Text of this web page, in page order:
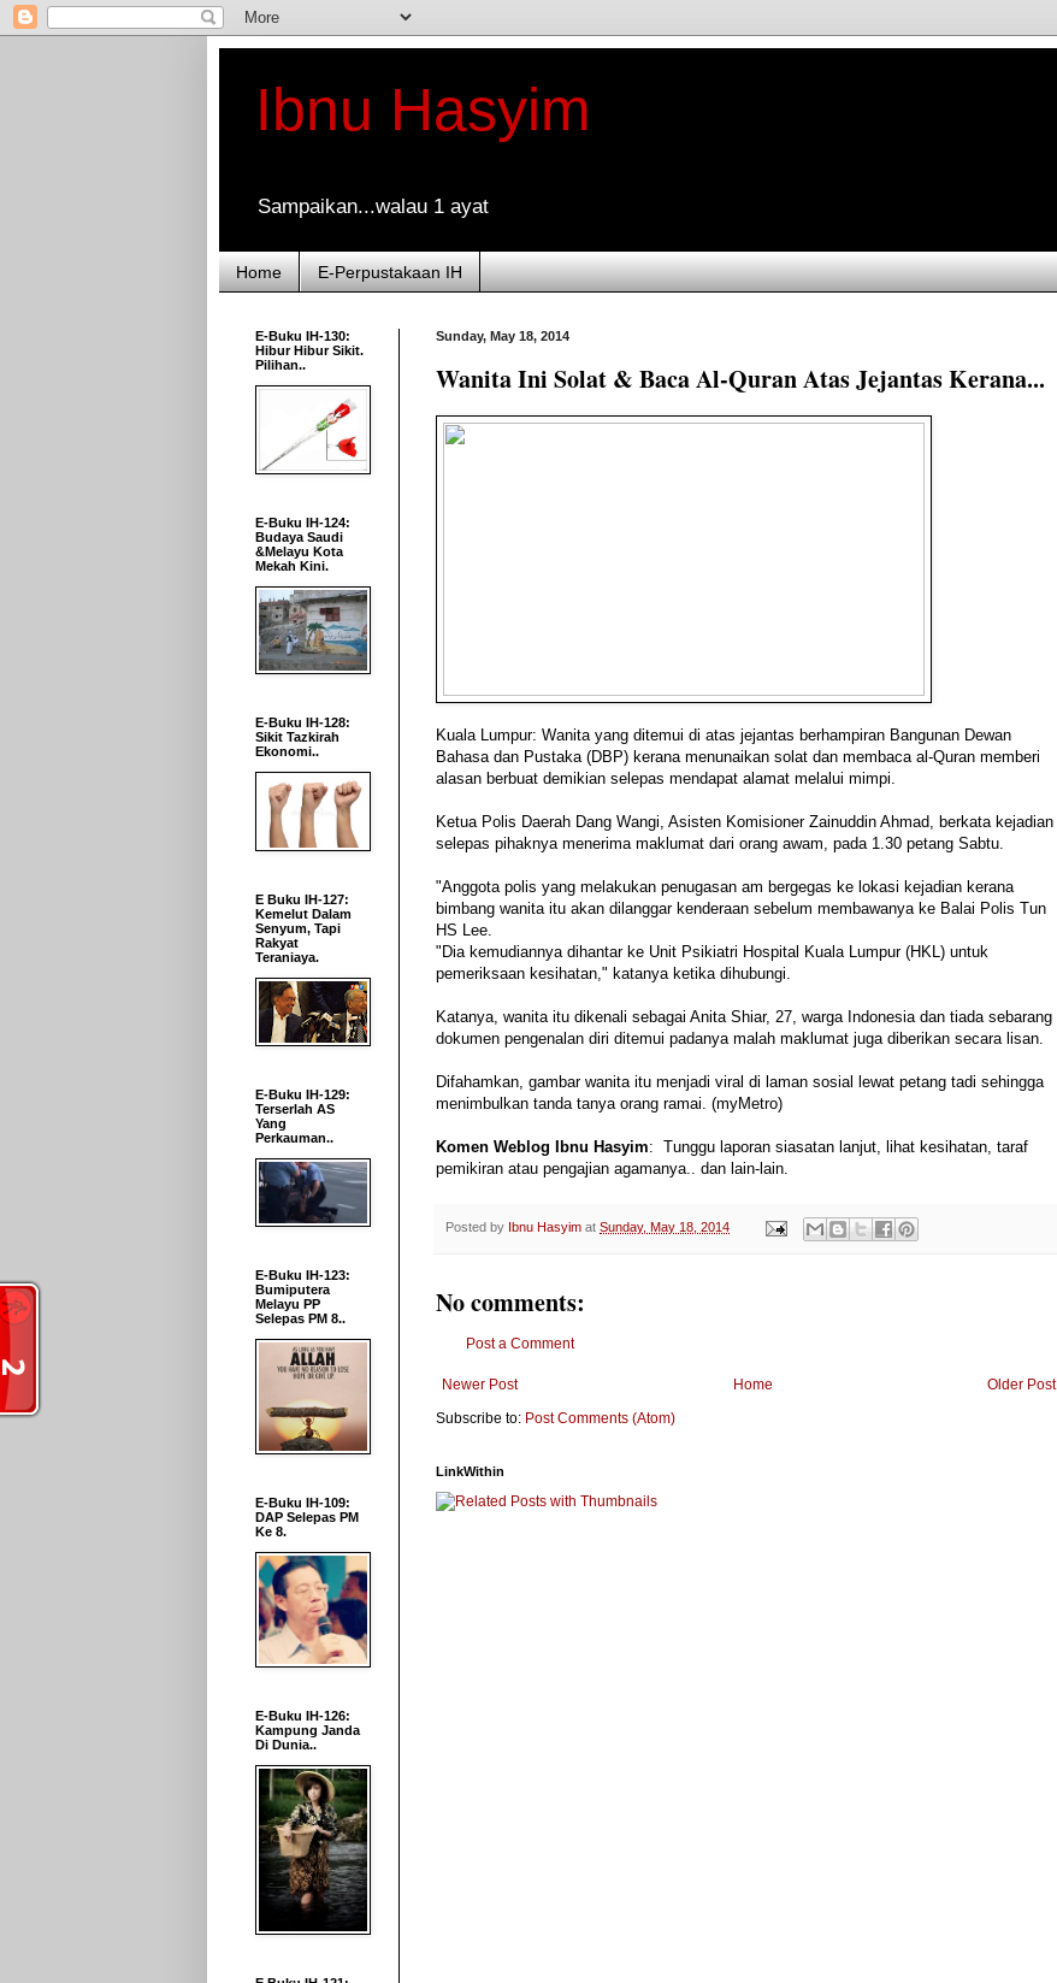
Ibnu Hasyim
Sampaikan...walau 1 ayat
Home E-Perpustakaan IH
Sunday, May 18, 2014
Wanita Ini Solat & Baca Al-Quran Atas Jejantas Kerana...
Kuala Lumpur: Wanita yang ditemui di atas jejantas berhampiran Bangunan Dewan
Bahasa dan Pustaka (DBP) kerana menunaikan solat dan membaca al-Quran memberi
alasan berbuat demikian selepas mendapat alamat melalui mimpi.
Ketua Polis Daerah Dang Wangi, Asisten Komisioner Zainuddin Ahmad, berkata kejadian
selepas pihaknya menerima maklumat dari orang awam, pada 1.30 petang Sabtu.
"Anggota polis yang melakukan penugasan am bergegas ke lokasi kejadian kerana
bimbang wanita itu akan dilanggar kenderaan sebelum membawanya ke Balai Polis Tun
HS Lee.
"Dia kemudiannya dihantar ke Unit Psikiatri Hospital Kuala Lumpur (HKL) untuk
pemeriksaan kesihatan," katanya ketika dihubungi.
Katanya, wanita itu dikenali sebagai Anita Shiar, 27, warga Indonesia dan tiada sebarang
dokumen pengenalan diri ditemui padanya malah maklumat juga diberikan secara lisan.
Difahamkan, gambar wanita itu menjadi viral di laman sosial lewat petang tadi sehingga
menimbulkan tanda tanya orang ramai. (myMetro)
Komen Weblog Ibnu Hasyim: Tunggu laporan siasatan lanjut, lihat kesihatan, taraf
pemikiran atau pengajian agamanya.. dan lain-lain.
Posted by Ibnu Hasyim at Sunday, May 18, 2014
No comments:
Post a Comment
Newer Post Older Post
Home
Subscribe to: Post Comments (Atom)
LinkWithin
E-Buku IH-130:
Hibur Hibur Sikit.
Pilihan..
E-Buku IH-124:
Budaya Saudi
&Melayu Kota
Mekah Kini.
E-Buku IH-128:
Sikit Tazkirah
Ekonomi..
E Buku IH-127:
Kemelut Dalam
Senyum, Tapi
Rakyat
Teraniaya.
E-Buku IH-129:
Terserlah AS
Yang
Perkauman..
E-Buku IH-123:
Bumiputera
Melayu PP
Selepas PM 8..
E-Buku IH-109:
DAP Selepas PM
Ke 8.
E-Buku IH-126:
Kampung Janda
Di Dunia..